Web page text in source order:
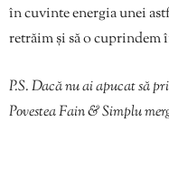
în cuvinte energia unei
retrăim și să o cuprindem
P.S. Dacă nu ai apucat să
Povestea Fain & Simplu